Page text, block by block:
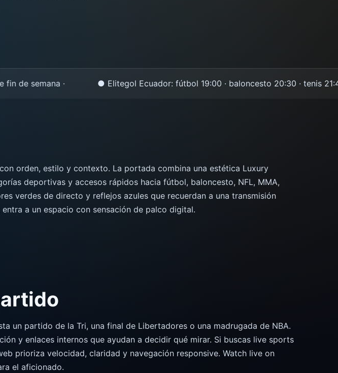
semana · ● Elitegol Ecuador: fútbol 19:00 · baloncesto 20:30 · tenis 21:45 ·
orden, estilo y contexto. La portada combina una estética Luxury
deportivas y accesos rápidos hacia fútbol, baloncesto, NFL, MMA,
verdes de directo y reflejos azules que recuerdan a una transmisión
a un espacio con sensación de palco digital.
un partido de la Tri, una final de Libertadores o una madrugada de NBA.
y enlaces internos que ayudan a decidir qué mirar. Si buscas live sports
prioriza velocidad, claridad y navegación responsive. Watch live on
el aficionado.